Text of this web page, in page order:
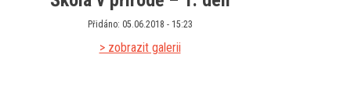
Přidáno: 05.06.2018 - 15:23
> zobrazit galerii